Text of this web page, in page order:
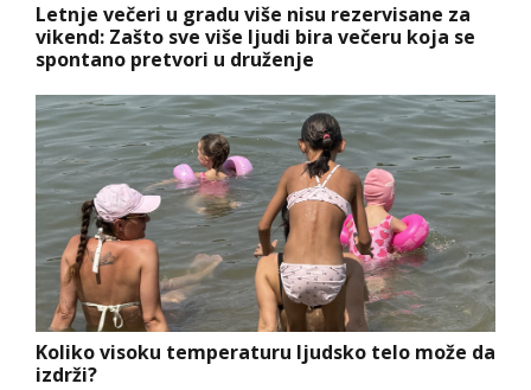
Letnje večeri u gradu više nisu rezervisane za
vikend: Zašto sve više ljudi bira večeru koja se
spontano pretvori u druženje
Koliko visoku temperaturu ljudsko telo može da
izdrži?